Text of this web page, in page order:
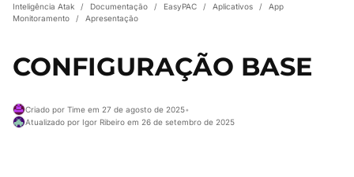
Inteligência Atak / Documentação / EasyPAC / Aplicativos /
App
Monitoramento
/ Apresentação
CONFIGURAÇÃO BASE
Criado por Time em 27 de agosto de 2025•
Atualizado por Igor Ribeiro em 26 de setembro de 2025